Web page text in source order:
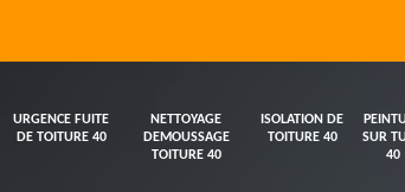
URGENCE FUITE
DE TOITURE 40
NETTOYAGE
DEMOUSSAGE
TOITURE 40
ISOLATION DE
TOITURE 40
SUR
40